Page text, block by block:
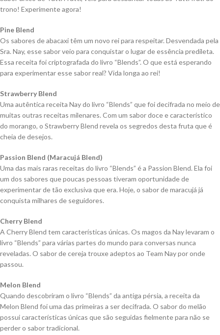
trono! Experimente agora!
Pine Blend
Os sabores de abacaxi têm um novo rei para respeitar. Desvendada pela
Sra. Nay, esse sabor veio para conquistar o lugar de essência predileta.
Essa receita foi criptografada do livro “Blends”. O que está esperando
para experimentar esse sabor real? Vida longa ao rei!
Strawberry Blend
Uma autêntica receita Nay do livro “Blends” que foi decifrada no meio de
muitas outras receitas milenares. Com um sabor doce e característico
do morango, o Strawberry Blend revela os segredos desta fruta que é
cheia de desejos.
Passion Blend (Maracujá Blend)
Uma das mais raras receitas do livro “Blends” é a Passion Blend. Ela foi
um dos sabores que poucas pessoas tiveram oportunidade de
experimentar de tão exclusiva que era. Hoje, o sabor de maracujá já
conquista milhares de seguidores.
Cherry Blend
A Cherry Blend tem características únicas. Os magos da Nay levaram o
livro “Blends” para várias partes do mundo para conversas nunca
reveladas. O sabor de cereja trouxe adeptos ao Team Nay por onde
passou.
Melon Blend
Quando descobriram o livro “Blends” da antiga pérsia, a receita da
Melon Blend foi uma das primeiras a ser decifrada. O sabor do melão
possui características únicas que são seguidas fielmente para não se
perder o sabor tradicional.